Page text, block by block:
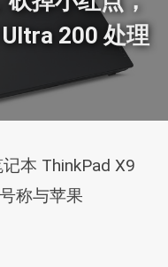
200 处理
本 ThinkPad X9
称与苹果